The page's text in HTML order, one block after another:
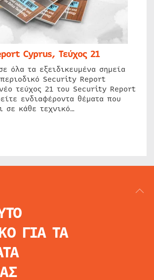
Cyprus, Τεύχος 21
όλα τα εξειδικευμένα σημεία
Security Report
τεύχος 21 του Security Report
ενδιαφέροντα θέματα που
σε κάθε τεχνικό…
ΓΙΑ ΤΑ